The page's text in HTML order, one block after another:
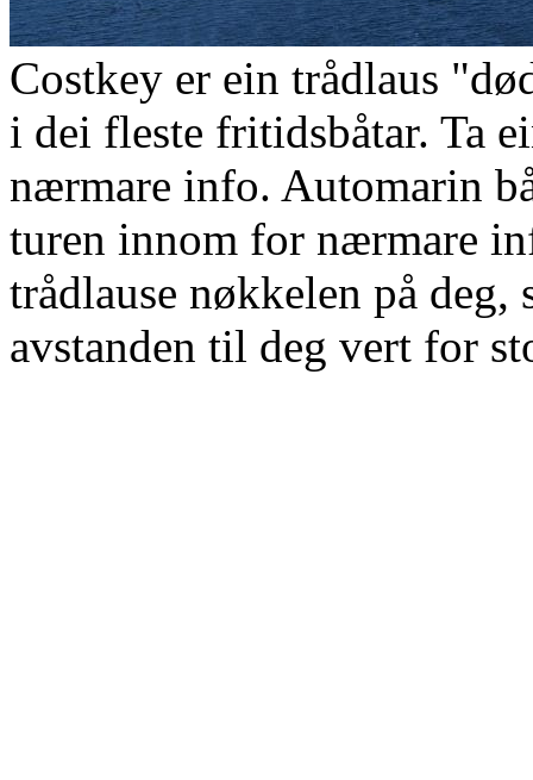
Costkey er ein trådlaus
i dei fleste fritidsbåtar. Ta
nærmare info. Automarin
turen innom for nærmare
trådlause nøkkelen på
avstanden til deg vert for